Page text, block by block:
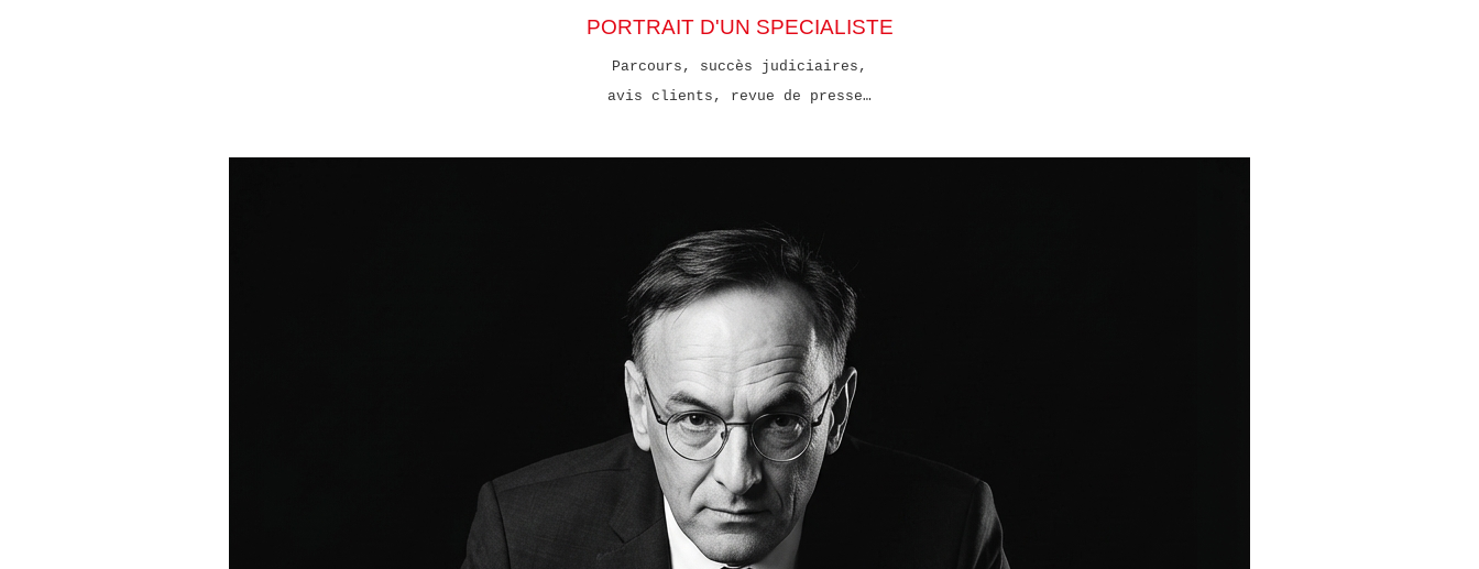
PORTRAIT D'UN SPECIALISTE
Parcours, succès judiciaires,
avis clients, revue de presse…